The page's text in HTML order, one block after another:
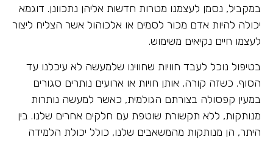
במקביל, נסמן לעצמנו מטרות חדשות אליהן נתכוונן. דוגמא
יכולה להיות אדם מכור לסמים או אלכוהול אשר הצליח ליצור
לעצמו חיים נקיאים משימוש.
בטיפול נוכל לעבד חוויות שחווינו שלמעשה לא עיכלנו עד
הסוף. כשזה קורה, אותן חויות או ארועים נותרים סגורים
במעין קפסולה בצורתם הגולמית, כאשר למעשה נותרות
מנותקות, ללא תקשורת שוטפת עם חלקים אחרים שלנו. בין
היתר, הן מנותקות מהמשאבים שלנו, כולל יכולת הלמידה